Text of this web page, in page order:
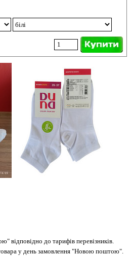
до тарифів перевізників.
у день замовлення "Новою поштою".